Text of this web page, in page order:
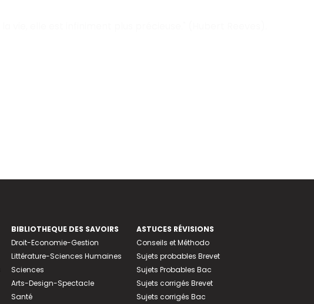
BIBLIOTHEQUE DES SAVOIRS
Droit-Economie-Gestion
Littérature-Sciences Humaines
Sciences
Arts-Design-Spectacle
Santé
ASTUCES RÉVISIONS
Conseils et Méthodo
Sujets probables Brevet
Sujets Probables Bac
Sujets corrigés Brevet
Sujets corrigés Bac